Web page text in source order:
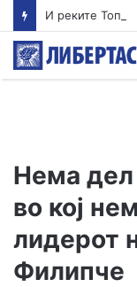
Нема дел
во кој
лидерот
Филипче